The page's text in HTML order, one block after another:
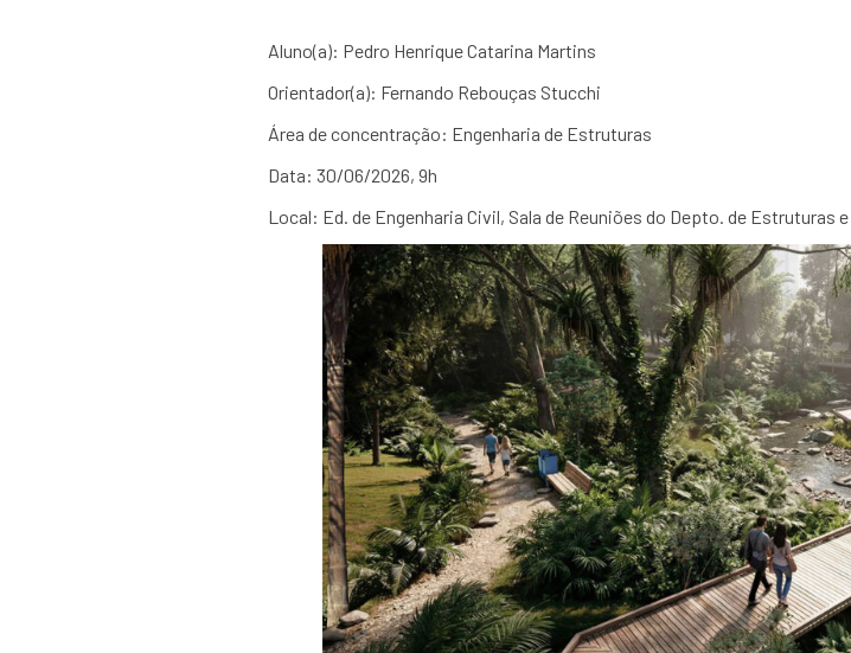
Aluno(a): Pedro Henrique Catarina Martins
Orientador(a): Fernando Rebouças Stucchi
Área de concentração: Engenharia de Estruturas
Data: 30/06/2026, 9h
Local: Ed. de Engenharia Civil, Sala de Reuniões do Depto. de Estruturas